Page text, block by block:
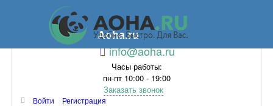
Aoha.ru
info@aoha.ru
Часы работы:
пн-пт 10:00 - 19:00
Заказать звонок
Войти
Регистрация